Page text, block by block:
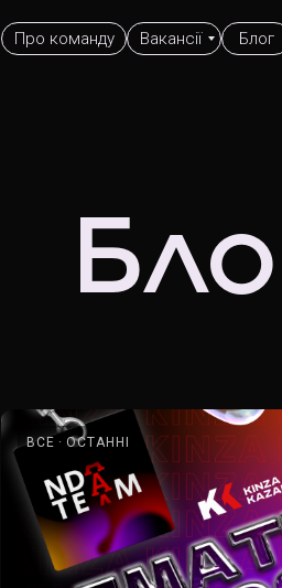
Про команду Вакансії Блог
ВСЕ ОСТАННІ